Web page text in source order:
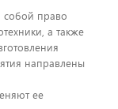
собой право
а также
направлены
ее